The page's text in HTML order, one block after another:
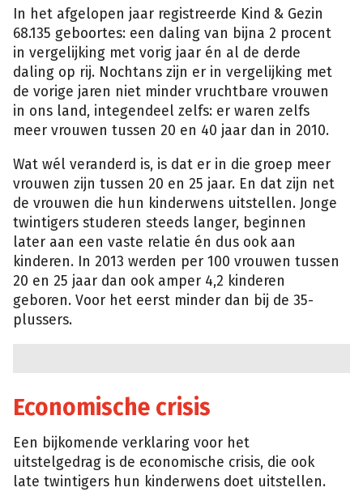
In het afgelopen jaar registreerde Kind & Gezin
68.135 geboortes: een daling van bijna 2 procent
in vergelijking met vorig jaar én al de derde
daling op rij. Nochtans zijn er in vergelijking met
de vorige jaren niet minder vruchtbare vrouwen
in ons land, integendeel zelfs: er waren zelfs
meer vrouwen tussen 20 en 40 jaar dan in 2010.
Wat wél veranderd is, is dat er in die groep meer
vrouwen zijn tussen 20 en 25 jaar. En dat zijn net
de vrouwen die hun kinderwens uitstellen. Jonge
twintigers studeren steeds langer, beginnen
later aan een vaste relatie én dus ook aan
kinderen. In 2013 werden per 100 vrouwen tussen
20 en 25 jaar dan ook amper 4,2 kinderen
geboren. Voor het eerst minder dan bij de 35-
plussers.
Economische crisis
Een bijkomende verklaring voor het
uitstelgedrag is de economische crisis, die ook
late twintigers hun kinderwens doet uitstellen.